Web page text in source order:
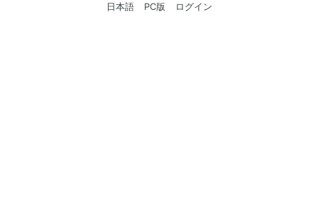
日本語 PC版 ログイン